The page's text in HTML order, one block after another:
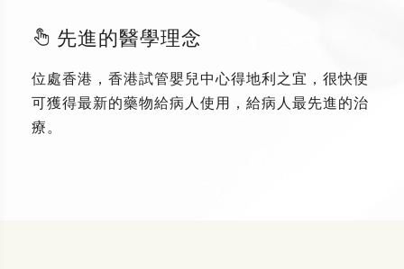
先進的醫學理念
位處香港，香港試管嬰兒中心得地利之宜，很快便
可獲得最新的藥物給病人使用，給病人最先進的治
療。